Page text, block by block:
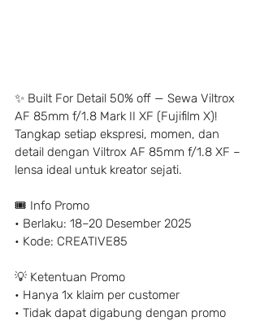
✨ Built For Detail 50% off — Sewa Viltrox
AF 85mm f/1.8 Mark II XF (Fujifilm X)!
Tangkap setiap ekspresi, momen, dan
detail dengan Viltrox AF 85mm f/1.8 XF –
lensa ideal untuk kreator sejati.
🎟️ Info Promo
• Berlaku: 18–20 Desember 2025
• Kode: CREATIVE85
💡 Ketentuan Promo
• Hanya 1x klaim per customer
• Tidak dapat digabung dengan promo